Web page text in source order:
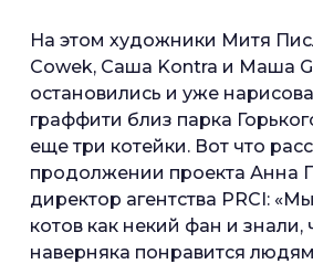
На этом художники Митя
Cowek, Саша Kontra и Маша
остановились и уже
граффити близ парка
еще три котейки. Вот что
продолжении проекта Анна
директор агентства PRCI:
котов как некий фан и знали,
наверняка понравится